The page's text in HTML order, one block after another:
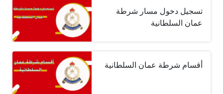
تسجيل دخول مسار شرطة
عمان السلطانية
أقسام شرطة عمان السلطانية